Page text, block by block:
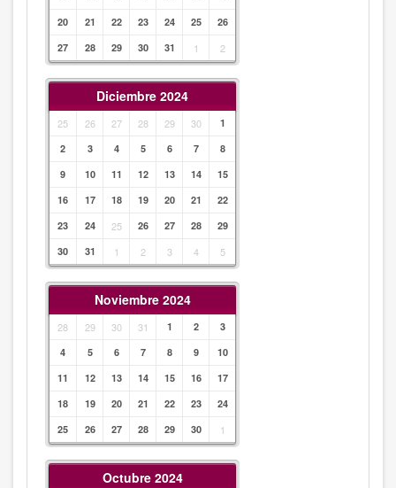
20
21 22 23 24 25
26
27
28 29 30 31 1 2
Diciembre 2024
25 26 27 28 29 30
1
2
3 4 5 6 7
8
9
10 11 12 13 14
15
16
17 18 19 20 21
22
23
24 25 26 27 28
29
30
31 1 2 3 4 5
Noviembre 2024
28 29 30 31 1 2
3
4
5 6 7 8 9
10
11
12 13 14 15 16
17
18
19 20 21 22 23
24
25
26 27 28 29 30 1
Octubre 2024